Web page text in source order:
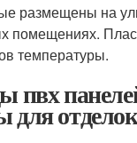
размещены на
помещениях.
температуры.
пвх